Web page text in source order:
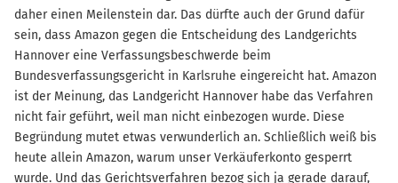
daher einen Meilenstein dar. Das dürfte auch der Grund dafür
sein, dass Amazon gegen die Entscheidung des Landgerichts
Hannover eine Verfassungsbeschwerde beim
Bundesverfassungsgericht in Karlsruhe eingereicht hat. Amazon
ist der Meinung, das Landgericht Hannover habe das Verfahren
nicht fair geführt, weil man nicht einbezogen wurde. Diese
Begründung mutet etwas verwunderlich an. Schließlich weiß bis
heute allein Amazon, warum unser Verkäuferkonto gesperrt
wurde. Und das Gerichtsverfahren bezog sich ja gerade darauf,